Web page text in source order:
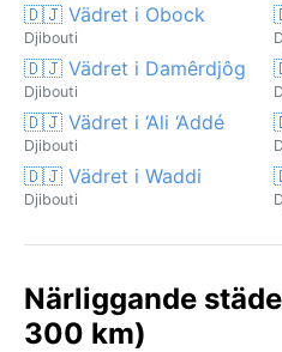
🇩🇯 Vädret i Obock
Djibouti
🇩🇯 Vädret i Damêrdjôg
Djibouti
🇩🇯 Vädret i ‘Ali ‘Addé
Djibouti
🇩🇯 Vädret i Waddi
Djibouti
Närliggande
300 km)